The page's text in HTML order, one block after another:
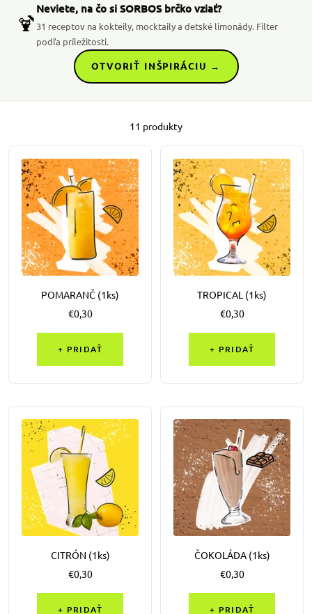
🍹
Neviete, na čo si SORBOS brčko vziať?
31 receptov na kokteily, mocktaily a detské limonády. Filter
podľa príležitosti.
OTVORIŤ INŠPIRÁCIU →
11 produkty
POMARANČ (1ks)
Výpredajová
€0,30
+ PRIDAŤ
TROPICAL (1ks)
Výpredajová
€0,30
+ PRIDAŤ
CITRÓN (1ks)
Výpredajová
€0,30
+ PRIDAŤ
ČOKOLÁDA (1ks)
Výpredajová
€0,30
+ PRIDAŤ